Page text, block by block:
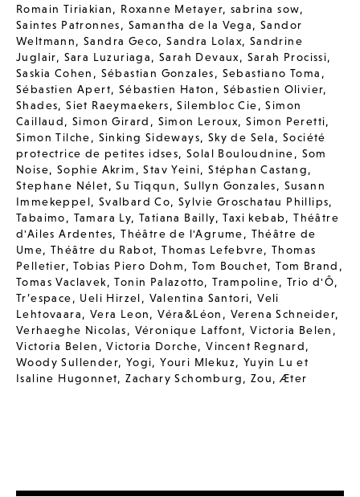
Romain Tiriakian, Roxanne Metayer,sabrina sow,
Saintes Patronnes, Samantha de la Vega,Sandor
Weltmann,Sandra Geco,Sandra Lolax, Sandrine
Juglair, Sara Luzuriaga,Sarah Devaux, Sarah Procissi,
Saskia Cohen , Sébastian Gonzales, Sebastiano Toma ,
Sébastien Apert, Sébastien Haton , Sébastien Olivier,
Shades,Siet Raeymaekers,Silembloc Cie,Simon
Caillaud,Simon Girard , Simon Leroux,Simon Peretti,
Simon Tilche, Sinking Sideways, Sky de Sela,Société
protectrice de petites idses,Solal Bouloudnine, Som
Noise, Sophie Akrim ,Stav Yeini,Stéphan Castang,
Stephane Nélet,Su Tiqqun, Sullyn Gonzales, Susann
Immekeppel, Svalbard Co,Sylvie Groschatau Phillips,
Tabaimo, Tamara Ly,Tatiana Bailly,Taxi kebab,Théâtre
d'Ailes Ardentes,Théâtre de l'Agrume, Théâtre de
Ume,Théâtre du Rabot,Thomas Lefebvre,Thomas
Pelletier,Tobias Piero Dohm,Tom Bouchet,Tom Brand ,
Tomas Vaclavek,Tonin Palazotto,Trampoline,Trio d'Ô,
Tr’espace, Ueli Hirzel, Valentina Santori,Veli
Lehtovaara, Vera Leon,Véra&Léon , Verena Schneider,
Verhaeghe Nicolas, Véronique Laffont,Victoria Belen ,
Victoria Belen ,Victoria Dorche,Vincent Regnard,
Woody Sullender, Yogi,Youri Mlekuz, Yuyin Lu et
Isaline Hugonnet,Zachary Schomburg, Zou, Æter